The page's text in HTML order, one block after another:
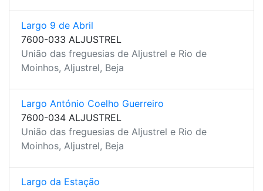
Largo 9 de Abril
7600-033 ALJUSTREL
União das freguesias de Aljustrel e Rio de
Moinhos, Aljustrel, Beja
Largo António Coelho Guerreiro
7600-034 ALJUSTREL
União das freguesias de Aljustrel e Rio de
Moinhos, Aljustrel, Beja
Largo da Estação